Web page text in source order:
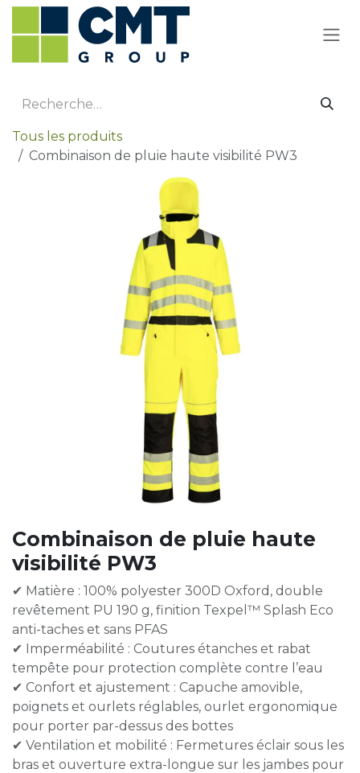
Se rendre au contenu
Tous les produits
Combinaison de pluie haute visibilité PW3
Combinaison de pluie haute
visibilité PW3
✔ Matière : 100% polyester 300D Oxford, double
revêtement PU 190 g, finition Texpel™ Splash Eco
anti-taches et sans PFAS
✔ Imperméabilité : Coutures étanches et rabat
tempête pour protection complète contre l’eau
✔ Confort et ajustement : Capuche amovible,
poignets et ourlets réglables, ourlet ergonomique
pour porter par-dessus des bottes
✔ Ventilation et mobilité : Fermetures éclair sous les
bras et ouverture extra-longue sur les jambes pour